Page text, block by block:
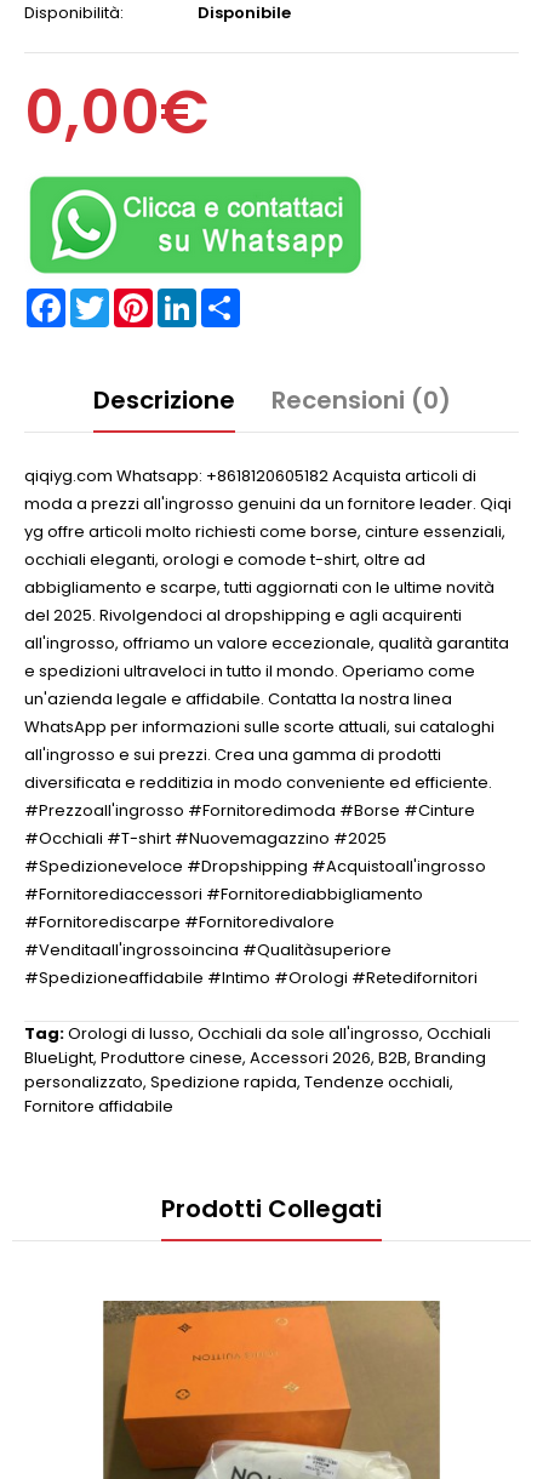
Disponibilità:
Disponibile
0,00€
Facebook
TwitterPinterestLinkedIn
Descrizione Recensioni (0)
qiqiyg.com Whatsapp: +8618120605182 Acquista articoli di
moda a prezzi all'ingrosso genuini da un fornitore leader. Qiqi
yg offre articoli molto richiesti come borse, cinture essenziali,
occhiali eleganti, orologi e comode t-shirt, oltre ad
abbigliamento e scarpe, tutti aggiornati con le ultime novità
del 2025. Rivolgendoci al dropshipping e agli acquirenti
all'ingrosso, offriamo un valore eccezionale, qualità garantita
e spedizioni ultraveloci in tutto il mondo. Operiamo come
un'azienda legale e affidabile. Contatta la nostra linea
WhatsApp per informazioni sulle scorte attuali, sui cataloghi
all'ingrosso e sui prezzi. Crea una gamma di prodotti
diversificata e redditizia in modo conveniente ed efficiente.
#Prezzoall'ingrosso #Fornitoredimoda #Borse #Cinture
#Occhiali #T-shirt #Nuovemagazzino #2025
#Spedizioneveloce #Dropshipping #Acquistoall'ingrosso
#Fornitorediaccessori #Fornitorediabbigliamento
#Fornitorediscarpe #Fornitoredivalore
#Venditaall'ingrossoincina #Qualitàsuperiore
#Spedizioneaffidabile #Intimo #Orologi #Retedifornitori
Tag:Orologi di lusso, Occhiali da sole all'ingrosso, Occhiali
BlueLight, Produttore cinese, Accessori 2026, B2B, Branding
personalizzato, Spedizione rapida, Tendenze occhiali,
Fornitore affidabile
Prodotti Collegati